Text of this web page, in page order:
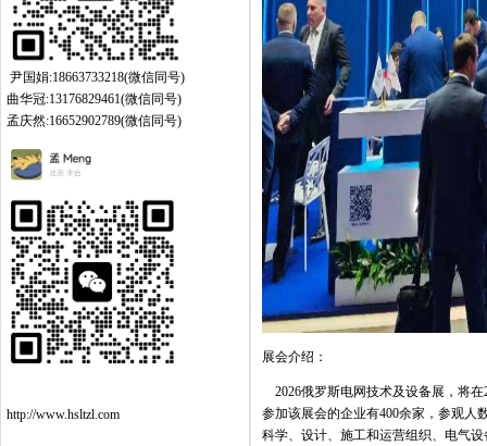
尹国娟:18663733218(微信同号)
曲华冠:13176829461(微信同号)
孟庆然:16652902789(微信同号)
http://www.hsltzl.com
展会介绍：
2026俄罗斯电网技术及设备展，将在
参加该展会的企业有400余家，参观人
科学、设计、施工和运营组织、电气